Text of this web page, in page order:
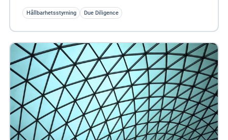
Hållbarhetsstyrning Due Diligence